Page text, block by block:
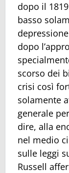
dopo il
basso
dopo
scorso dei
crisi così
solamente
generale
dire, alla
nel medio
sulle leggi
Russell